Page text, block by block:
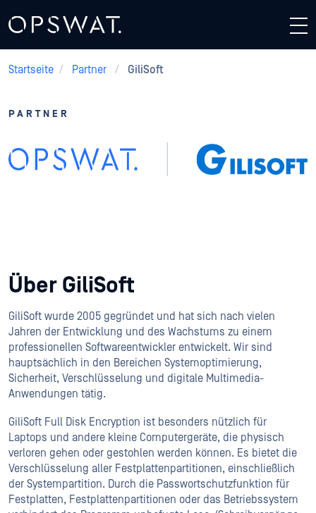
Startseite / Partner / GiliSoft
PARTNER
Über GiliSoft
GiliSoft wurde 2005 gegründet und hat sich nach vielen
Jahren der Entwicklung und des Wachstums zu einem
professionellen Softwareentwickler entwickelt. Wir sind
hauptsächlich in den Bereichen Systemoptimierung,
Sicherheit, Verschlüsselung und digitale Multimedia-
Anwendungen tätig.
GiliSoft Full Disk Encryption ist besonders nützlich für
Laptops und andere kleine Computergeräte, die physisch
verloren gehen oder gestohlen werden können. Es bietet die
Verschlüsselung aller Festplattenpartitionen, einschließlich
der Systempartition. Durch die Passwortschutzfunktion für
Festplatten, Festplattenpartitionen oder das Betriebssystem